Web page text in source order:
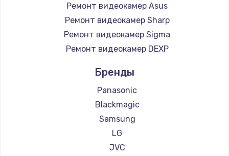
Ремонт видеокамер Asus
Ремонт видеокамер Sharp
Ремонт видеокамер Sigma
Ремонт видеокамер DEXP
Бренды
Panasonic
Blackmagic
Samsung
LG
JVC